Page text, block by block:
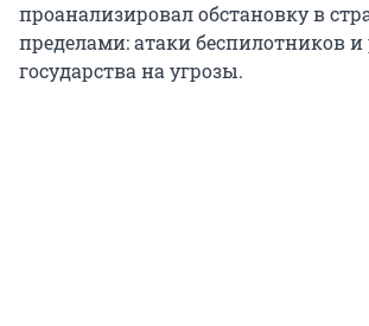
проанализировал обстановку в
пределами: атаки беспилотников
государства на угрозы.